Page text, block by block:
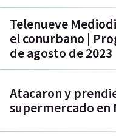
Telenueve
el conurbano |
de agosto de 2023
Atacaron y
supermercado en